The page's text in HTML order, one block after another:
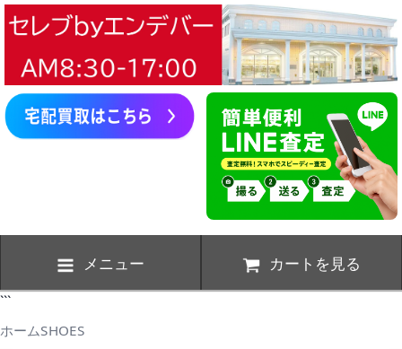
メニュー カートを見る
```
ホームSHOES